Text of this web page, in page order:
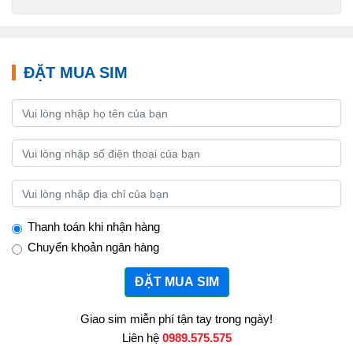
ĐẶT MUA SIM
Thanh toán khi nhận hàng
Chuyển khoản ngân hàng
ĐẶT MUA SIM
Giao sim miễn phí tận tay trong ngày!
Liên hệ 0989.575.575